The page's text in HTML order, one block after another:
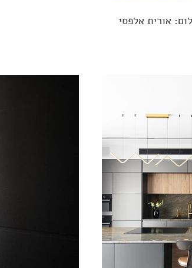
אורית אלפסי